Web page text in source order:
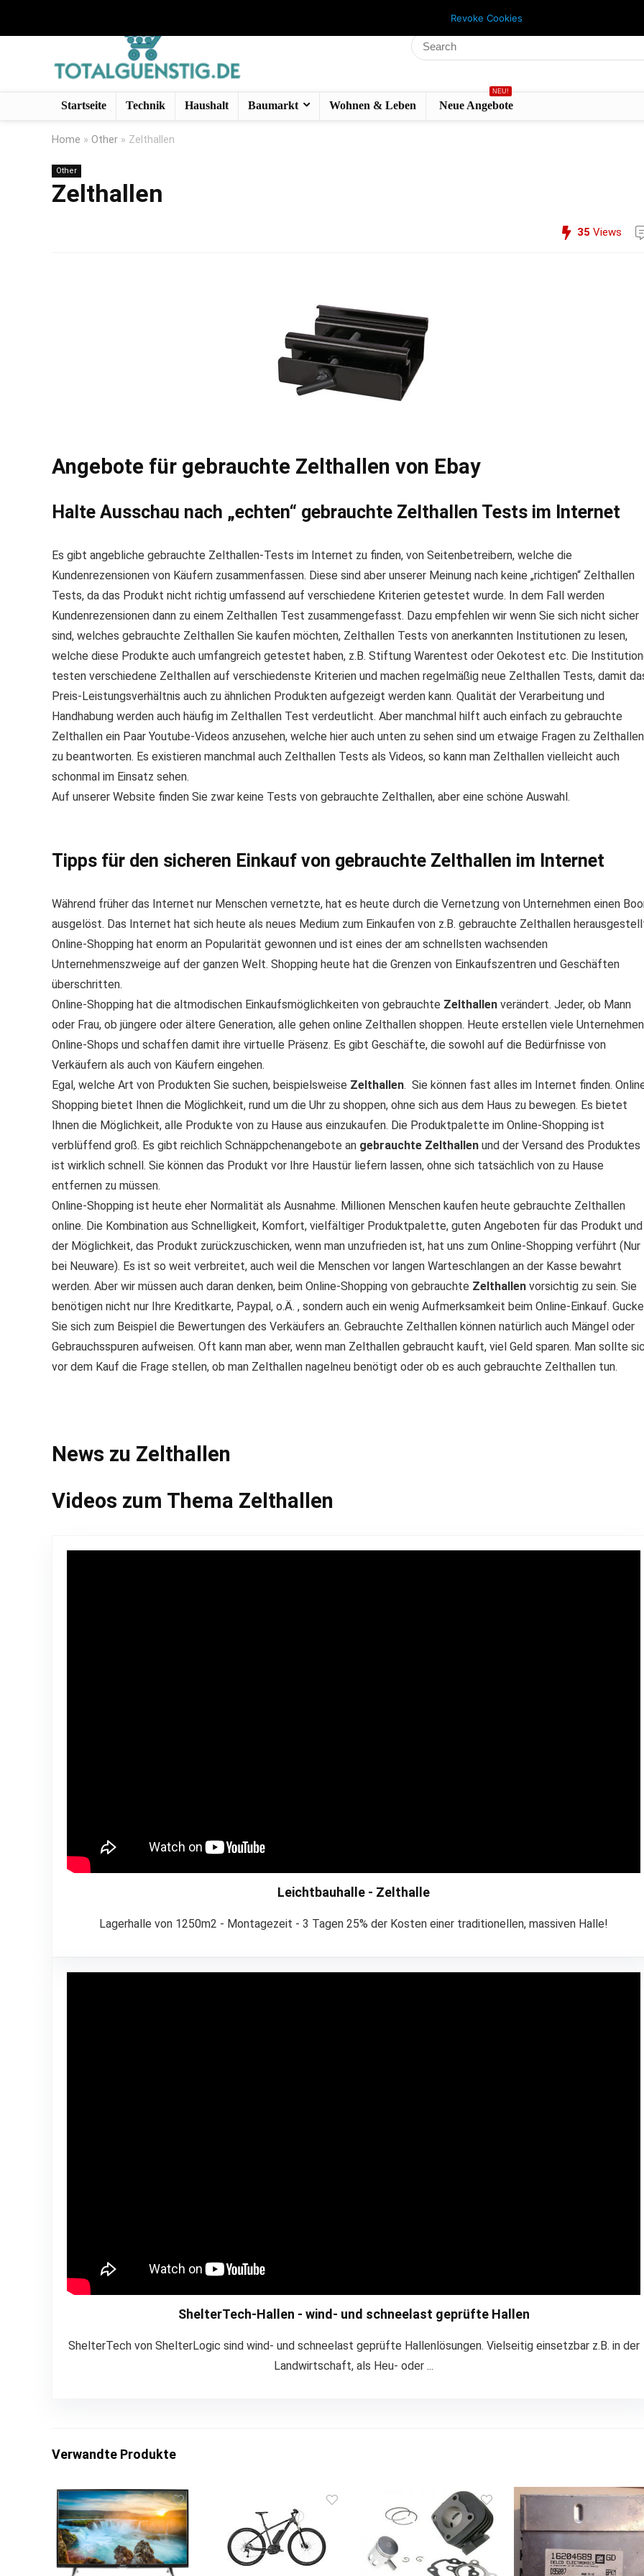
Startseite Technik Haushalt Baumarkt Wohnen & Leben
NEU!
Neue Angebote
Home » Other » Zelthallen
Other
Zelthallen
35 Views
Angebote für gebrauchte Zelthallen von Ebay
Halte Ausschau nach „echten“ gebrauchte Zelthallen Tests im Internet
Es gibt angebliche gebrauchte Zelthallen-Tests im Internet zu finden, von Seitenbetreibern, welche die
Kundenrezensionen von Käufern zusammenfassen. Diese sind aber unserer Meinung nach keine „richtigen“ Zelthallen
Tests, da das Produkt nicht richtig umfassend auf verschiedene Kriterien getestet wurde. In dem Fall werden
Kundenrezensionen dann zu einem Zelthallen Test zusammengefasst. Dazu empfehlen wir wenn Sie sich nicht sicher
sind, welches gebrauchte Zelthallen Sie kaufen möchten, Zelthallen Tests von anerkannten Institutionen zu lesen,
welche diese Produkte auch umfangreich getestet haben, z.B. Stiftung Warentest oder Oekotest etc. Die
testen verschiedene Zelthallen auf verschiedenste Kriterien und machen regelmäßig neue Zelthallen Tests, damit
Preis-Leistungsverhältnis auch zu ähnlichen Produkten aufgezeigt werden kann. Qualität der Verarbeitung und
Handhabung werden auch häufig im Zelthallen Test verdeutlicht. Aber manchmal hilft auch einfach zu gebrauchte
Zelthallen ein Paar Youtube-Videos anzusehen, welche hier auch unten zu sehen sind um etwaige Fragen zu Zelthallen
zu beantworten. Es existieren manchmal auch Zelthallen Tests als Videos, so kann man Zelthallen vielleicht auch
schonmal im Einsatz sehen.
Auf unserer Website finden Sie zwar keine Tests von gebrauchte Zelthallen, aber eine schöne Auswahl.
Tipps für den sicheren Einkauf von gebrauchte Zelthallen im Internet
Während früher das Internet nur Menschen vernetzte, hat es heute durch die Vernetzung von Unternehmen einen
ausgelöst. Das Internet hat sich heute als neues Medium zum Einkaufen von z.B. gebrauchte Zelthallen
Online-Shopping hat enorm an Popularität gewonnen und ist eines der am schnellsten wachsenden
Unternehmenszweige auf der ganzen Welt. Shopping heute hat die Grenzen von Einkaufszentren und Geschäften
überschritten.
Online-Shopping hat die altmodischen Einkaufsmöglichkeiten von gebrauchte Zelthallen verändert. Jeder, ob Mann
oder Frau, ob jüngere oder ältere Generation, alle gehen online Zelthallen shoppen. Heute erstellen viele Unternehmen
Online-Shops und schaffen damit ihre virtuelle Präsenz. Es gibt Geschäfte, die sowohl auf die Bedürfnisse von
Verkäufern als auch von Käufern eingehen.
Egal, welche Art von Produkten Sie suchen, beispielsweise Zelthallen. Sie können fast alles im Internet finden.
Shopping bietet Ihnen die Möglichkeit, rund um die Uhr zu shoppen, ohne sich aus dem Haus zu bewegen. Es bietet
Ihnen die Möglichkeit, alle Produkte von zu Hause aus einzukaufen. Die Produktpalette im Online-Shopping ist
verblüffend groß. Es gibt reichlich Schnäppchenangebote an gebrauchte Zelthallen und der Versand des Produktes
ist wirklich schnell. Sie können das Produkt vor Ihre Haustür liefern lassen, ohne sich tatsächlich von zu Hause
entfernen zu müssen.
Online-Shopping ist heute eher Normalität als Ausnahme. Millionen Menschen kaufen heute gebrauchte Zelthallen
online. Die Kombination aus Schnelligkeit, Komfort, vielfältiger Produktpalette, guten Angeboten für das Produkt und
der Möglichkeit, das Produkt zurückzuschicken, wenn man unzufrieden ist, hat uns zum Online-Shopping verführt (Nur
bei Neuware). Es ist so weit verbreitet, auch weil die Menschen vor langen Warteschlangen an der Kasse bewahrt
werden. Aber wir müssen auch daran denken, beim Online-Shopping von gebrauchte Zelthallen vorsichtig zu sein. Sie
benötigen nicht nur Ihre Kreditkarte, Paypal, o.Ä. , sondern auch ein wenig Aufmerksamkeit beim Online-Einkauf.
Sie sich zum Beispiel die Bewertungen des Verkäufers an. Gebrauchte Zelthallen können natürlich auch Mängel oder
Gebrauchsspuren aufweisen. Oft kann man aber, wenn man Zelthallen gebraucht kauft, viel Geld sparen. Man sollte
vor dem Kauf die Frage stellen, ob man Zelthallen nagelneu benötigt oder ob es auch gebrauchte Zelthallen tun.
News zu Zelthallen
Videos zum Thema Zelthallen
Leichtbauhalle - Zelthalle
Lagerhalle von 1250m2 - Montagezeit - 3 Tagen 25% der Kosten einer traditionellen, massiven Halle!
ShelterTech-Hallen - wind- und schneelast geprüfte Hallen
ShelterTech von ShelterLogic sind wind- und schneelast geprüfte Hallenlösungen. Vielseitig einsetzbar z.B. in der
Landwirtschaft, als Heu- oder ...
Verwandte Produkte
Revoke Cookies